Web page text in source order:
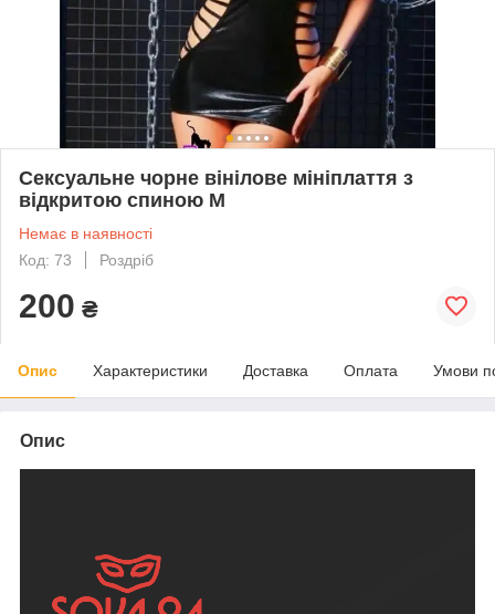
Сексуальне чорне вінілове мініплаття з
відкритою спиною М
Немає в наявності
Код: 73
Роздріб
200 ₴
Опис Характеристики Доставка Оплата Умови
Опис